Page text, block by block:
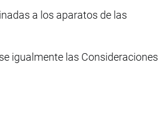
a los aparatos de las
igualmente las Consideraciones